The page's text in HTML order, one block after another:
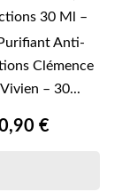
30 Ml –
& Vivien
Anti-
Clémence
– 30...
€